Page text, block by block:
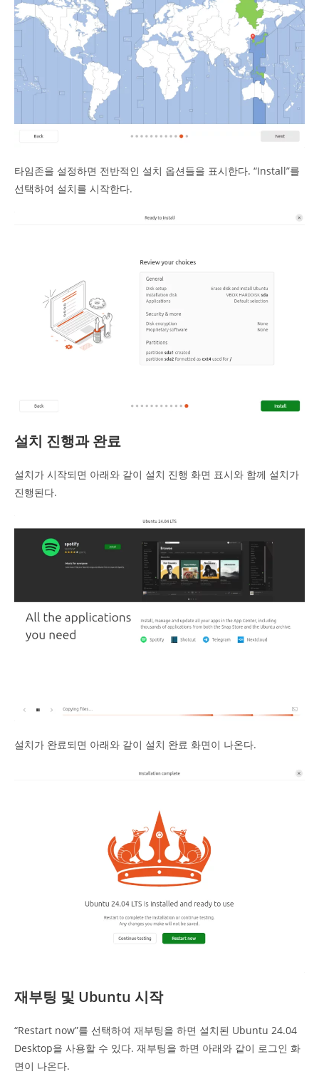
타임존을 설정하면 전반적인 설치 옵션들을 표시한다. “Install”를
선택하여 설치를 시작한다.
설치 진행과 완료
설치가 시작되면 아래와 같이 설치 진행 화면 표시와 함께 설치가
진행된다.
설치가 완료되면 아래와 같이 설치 완료 화면이 나온다.
재부팅 및 Ubuntu 시작
“Restart now”를 선택하여 재부팅을 하면 설치된 Ubuntu 24.04
Desktop을 사용할 수 있다. 재부팅을 하면 아래와 같이 로그인 화
면이 나온다.